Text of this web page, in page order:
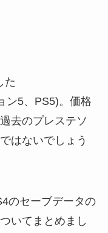
た
ン5、PS5)。価格
去のプレステソ
はないでしょう
のセーブデータの
いてまとめまし